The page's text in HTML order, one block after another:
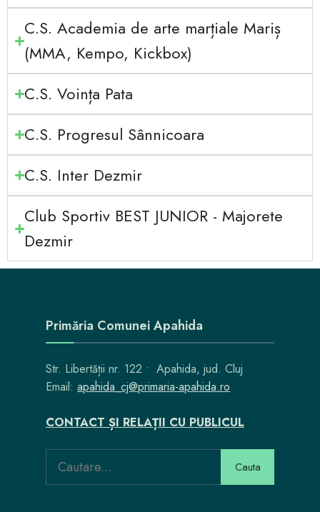
C.S. Academia de arte marțiale Mariș
(MMA, Kempo, Kickbox)
C.S. Voința Pata
C.S. Progresul Sânnicoara
C.S. Inter Dezmir
Club Sportiv BEST JUNIOR - Majorete
Dezmir
Primăria Comunei Apahida
Str. Libertății nr. 122 • Apahida, jud. Cluj
Email: apahida_cj@primaria-apahida.ro
CONTACT ȘI RELAȚII CU PUBLICUL
Cauta